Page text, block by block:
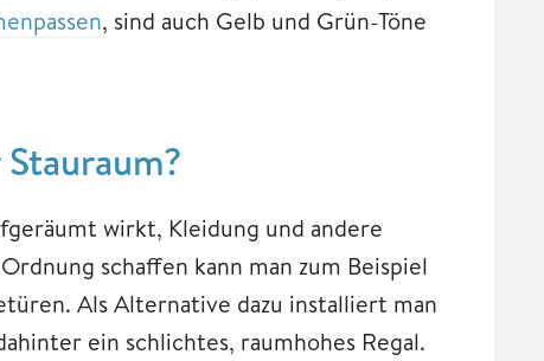
, sind auch Gelb und Grün-Töne
wirkt, Kleidung und andere
schaffen kann man zum Beispiel
Als Alternative dazu installiert man
ein schlichtes, raumhohes Regal.